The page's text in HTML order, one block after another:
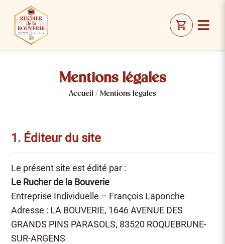
Mentions légales
Accueil / Mentions légales
1. Éditeur du site
Le présent site est édité par :
Le Rucher de la Bouverie
Entreprise Individuelle – François Laponche
Adresse : LA BOUVERIE, 1646 AVENUE DES
GRANDS PINS PARASOLS, 83520 ROQUEBRUNE-
SUR-ARGENS